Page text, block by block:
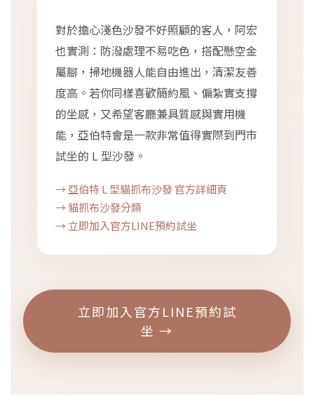
對於擔心淺色沙發不好照顧的客人，阿宏
也實測：防潑處理不易吃色，搭配懸空金
屬腳，掃地機器人能自由進出，清潔友善
度高。若你同樣喜歡簡約風、偏紮實支撐
的坐感，又希望客廳兼具質感與實用機
能，亞伯特會是一款非常值得實際到門市
試坐的 L 型沙發。
→ 亞伯特 L 型貓抓布沙發 官方詳細頁
→ 貓抓布沙發分類
→ 立即加入官方LINE預約試坐
立即加入官方LINE預約試
坐 →